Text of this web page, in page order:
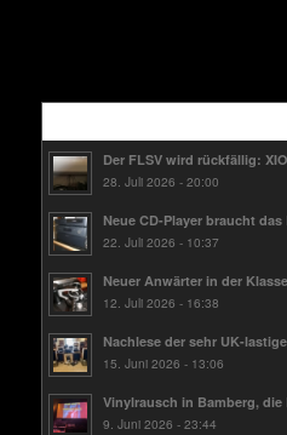
Der FLSV wird rückfällig:
28. Juli 2026 - 20:00
Neue CD-Player braucht
22. Juli 2026 - 10:37
Neuer Anwärter in der
12. Juli 2026 - 16:38
Nachlese der sehr UK-
15. Juni 2026 - 13:06
Vinylrausch in Bamberg, die
9. Juni 2026 - 23:44